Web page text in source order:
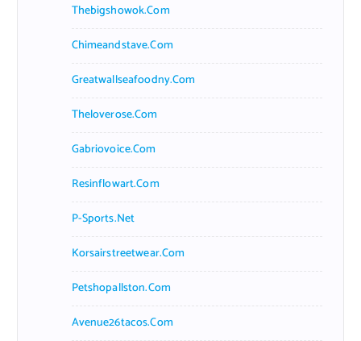
Thebigshowok.com
Chimeandstave.com
Greatwallseafoodny.com
Theloverose.com
Gabriovoice.com
Resinflowart.com
P-Sports.net
Korsairstreetwear.com
Petshopallston.com
Avenue26tacos.com